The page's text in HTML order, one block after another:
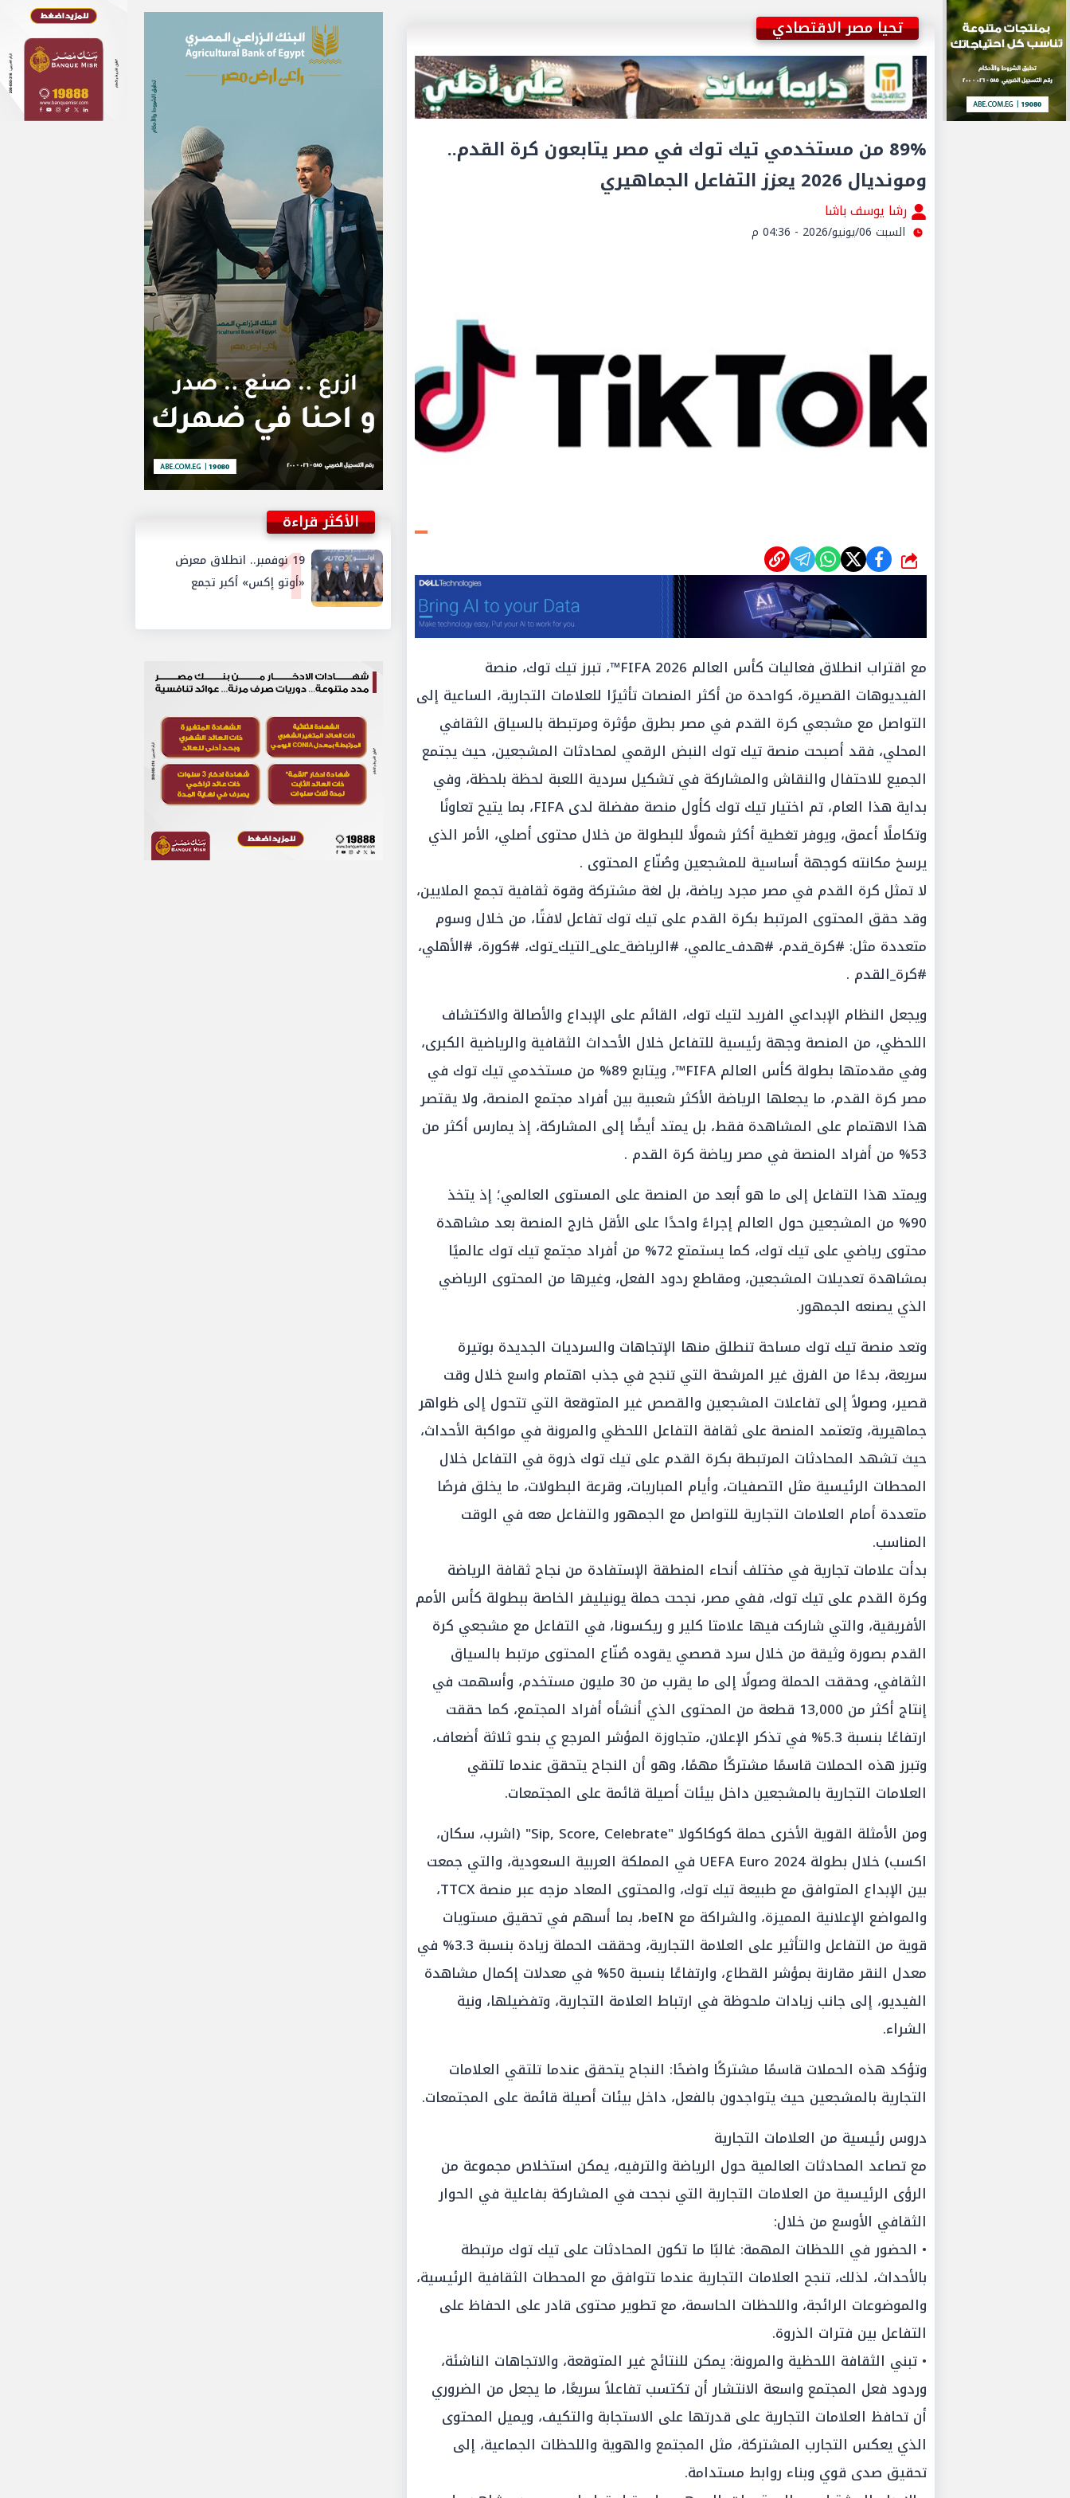
تحيا مصر الاقتصادي
89% من مستخدمي تيك توك في مصر يتابعون كرة القدم..
ومونديال 2026 يعزز التفاعل الجماهيري
رشا يوسف باشا
السبت 06/يونيو/2026 - 04:36 م
شارك
مع اقتراب انطلاق فعاليات كأس العالم FIFA 2026™، تبرز تيك توك، منصة
الفيديوهات القصيرة، كواحدة من أكثر المنصات تأثيرًا للعلامات التجارية، الساعية إلى
التواصل مع مشجعي كرة القدم في مصر بطرق مؤثرة ومرتبطة بالسياق الثقافي
المحلي، فقد أصبحت منصة تيك توك النبض الرقمي لمحادثات المشجعين، حيث يجتمع
الجميع للاحتفال والنقاش والمشاركة في تشكيل سردية اللعبة لحظة بلحظة، وفي
بداية هذا العام، تم اختيار تيك توك كأول منصة مفضلة لدى FIFA، بما يتيح تعاونًا
وتكاملًا أعمق، ويوفر تغطية أكثر شمولًا للبطولة من خلال محتوى أصلي، الأمر الذي
يرسخ مكانته كوجهة أساسية للمشجعين وصُنّاع المحتوى .
لا تمثل كرة القدم في مصر مجرد رياضة، بل لغة مشتركة وقوة ثقافية تجمع الملايين،
وقد حقق المحتوى المرتبط بكرة القدم على تيك توك تفاعل لافتًا، من خلال وسوم
متعددة مثل: #كرة_قدم، #هدف_عالمي، #الرياضة_على_التيك_توك، #كورة، #الأهلي،
#كرة_القدم .
ويجعل النظام الإبداعي الفريد لتيك توك، القائم على الإبداع والأصالة والاكتشاف
اللحظي، من المنصة وجهة رئيسية للتفاعل خلال الأحداث الثقافية والرياضية الكبرى،
وفي مقدمتها بطولة كأس العالم FIFA™، ويتابع 89% من مستخدمي تيك توك في
مصر كرة القدم، ما يجعلها الرياضة الأكثر شعبية بين أفراد مجتمع المنصة، ولا يقتصر
هذا الاهتمام على المشاهدة فقط، بل يمتد أيضًا إلى المشاركة، إذ يمارس أكثر من
53% من أفراد المنصة في مصر رياضة كرة القدم .
ويمتد هذا التفاعل إلى ما هو أبعد من المنصة على المستوى العالمي؛ إذ يتخذ
90% من المشجعين حول العالم إجراءً واحدًا على الأقل خارج المنصة بعد مشاهدة
محتوى رياضي على تيك توك، كما يستمتع 72% من أفراد مجتمع تيك توك عالميًا
بمشاهدة تعديلات المشجعين، ومقاطع ردود الفعل، وغيرها من المحتوى الرياضي
الذي يصنعه الجمهور.
وتعد منصة تيك توك مساحة تنطلق منها الإتجاهات والسرديات الجديدة بوتيرة
سريعة، بدءًا من الفرق غير المرشحة التي تنجح في جذب اهتمام واسع خلال وقت
قصير، وصولاً إلى تفاعلات المشجعين والقصص غير المتوقعة التي تتحول إلى ظواهر
جماهيرية، وتعتمد المنصة على ثقافة التفاعل اللحظي والمرونة في مواكبة الأحداث،
حيث تشهد المحادثات المرتبطة بكرة القدم على تيك توك ذروة في التفاعل خلال
المحطات الرئيسية مثل التصفيات، وأيام المباريات، وقرعة البطولات، ما يخلق فرصًا
متعددة أمام العلامات التجارية للتواصل مع الجمهور والتفاعل معه في الوقت
المناسب.
بدأت علامات تجارية في مختلف أنحاء المنطقة الإستفادة من نجاح ثقافة الرياضة
وكرة القدم على تيك توك، ففي مصر، نجحت حملة يونيليفر الخاصة ببطولة كأس الأمم
الأفريقية، والتي شاركت فيها علامتا كلير و ريكسونا، في التفاعل مع مشجعي كرة
القدم بصورة وثيقة من خلال سرد قصصي يقوده صُنّاع المحتوى مرتبط بالسياق
الثقافي، وحققت الحملة وصولًا إلى ما يقرب من 30 مليون مستخدم، وأسهمت في
إنتاج أكثر من 13,000 قطعة من المحتوى الذي أنشأه أفراد المجتمع، كما حققت
ارتفاعًا بنسبة 5.3% في تذكر الإعلان، متجاوزة المؤشر المرجع ي بنحو ثلاثة أضعاف،
وتبرز هذه الحملات قاسمًا مشتركًا مهمًا، وهو أن النجاح يتحقق عندما تلتقي
العلامات التجارية بالمشجعين داخل بيئات أصيلة قائمة على المجتمعات.
ومن الأمثلة القوية الأخرى حملة كوكاكولا "Sip, Score, Celebrate" (اشرب، سكان،
اكسب) خلال بطولة UEFA Euro 2024 في المملكة العربية السعودية، والتي جمعت
بين الإبداع المتوافق مع طبيعة تيك توك، والمحتوى المعاد مزجه عبر منصة TTCX،
والمواضع الإعلانية المميزة، والشراكة مع beIN، بما أسهم في تحقيق مستويات
قوية من التفاعل والتأثير على العلامة التجارية، وحققت الحملة زيادة بنسبة 3.3% في
معدل النقر مقارنة بمؤشر القطاع، وارتفاعًا بنسبة 50% في معدلات إكمال مشاهدة
الفيديو، إلى جانب زيادات ملحوظة في ارتباط العلامة التجارية، وتفضيلها، ونية
الشراء.
وتؤكد هذه الحملات قاسمًا مشتركًا واضحًا: النجاح يتحقق عندما تلتقي العلامات
التجارية بالمشجعين حيث يتواجدون بالفعل، داخل بيئات أصيلة قائمة على المجتمعات.
دروس رئيسية من العلامات التجارية
مع تصاعد المحادثات العالمية حول الرياضة والترفيه، يمكن استخلاص مجموعة من
الرؤى الرئيسية من العلامات التجارية التي نجحت في المشاركة بفاعلية في الحوار
الثقافي الأوسع من خلال:
• الحضور في اللحظات المهمة: غالبًا ما تكون المحادثات على تيك توك مرتبطة
بالأحداث، لذلك، تنجح العلامات التجارية عندما تتوافق مع المحطات الثقافية الرئيسية،
والموضوعات الرائجة، واللحظات الحاسمة، مع تطوير محتوى قادر على الحفاظ على
التفاعل بين فترات الذروة.
• تبني الثقافة اللحظية والمرونة: يمكن للنتائج غير المتوقعة، والاتجاهات الناشئة،
وردود فعل المجتمع واسعة الانتشار أن تكتسب تفاعلاً سريعًا، ما يجعل من الضروري
أن تحافظ العلامات التجارية على قدرتها على الاستجابة والتكيف، ويميل المحتوى
الذي يعكس التجارب المشتركة، مثل المجتمع والهوية واللحظات الجماعية، إلى
تحقيق صدى قوي وبناء روابط مستدامة.
الأكثر قراءة
119 نوفمبر.. انطلاق معرض
«أوتو إكس» أكبر تجمع
لموزعي السيارات المعتمدين
في مصر